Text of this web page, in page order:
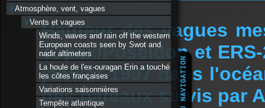
Hauteur des vagues
Topex/Poséidon et
janvier 1997 dans
des bateaux suivis par
Atmosphère, vent, vagues
Vents et vagues
Winds, waves and rain off the western
European coasts seen by Swot and
nadir altimeters
La houle de l'ex-ouragan Erin a touché
les côtes françaises
Variations saisonnières
Tempête atlantique